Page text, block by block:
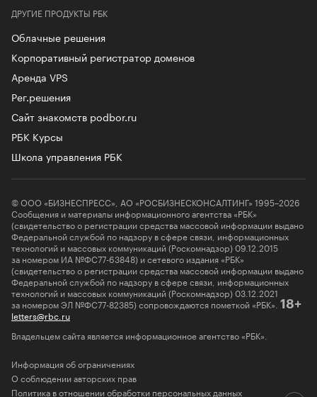
ДРУГИЕ ПРОДУКТЫ РБК
Облачные решения
Корпоративный регистратор доменов
Аренда VPS
Рег.решения
Сайт знакомств podbor.ru
РБК Курсы
Школа управления РБК
© ООО «БИЗНЕСПРЕСС», АО «РОСБИЗНЕСКОНСАЛТИНГ» 1995–2026
Сообщения и материалы информационного агентства «РБК»
(свидетельство о регистрации средства массовой информации выдано
Федеральной службой по надзору в сфере связи, информационных
технологий и массовых коммуникаций (Роскомнадзор) 09.12.2015
за номером ИА №ФС77-63848) и сетевого издания «РБК»
(свидетельство о регистрации средства массовой информации выдано
Федеральной службой по надзору в сфере связи, информационных
технологий и массовых коммуникаций (Роскомнадзор) 03.12.2021
за номером ЭЛ №ФС77-82385) сопровождаются пометкой «РБК». 18+
letters@rbc.ru
Владельцем сайта является информационное агентство «РБК».
Информация об ограничениях
О соблюдении авторских прав
Политика в отношении обработки персональных данных